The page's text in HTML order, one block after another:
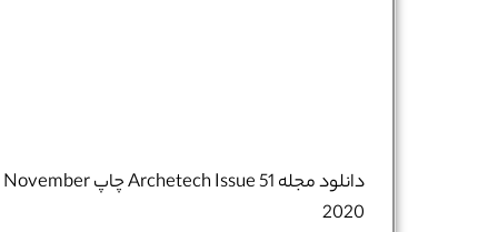
دانلود مجله Archetech Issue 51 چاپ November
2020